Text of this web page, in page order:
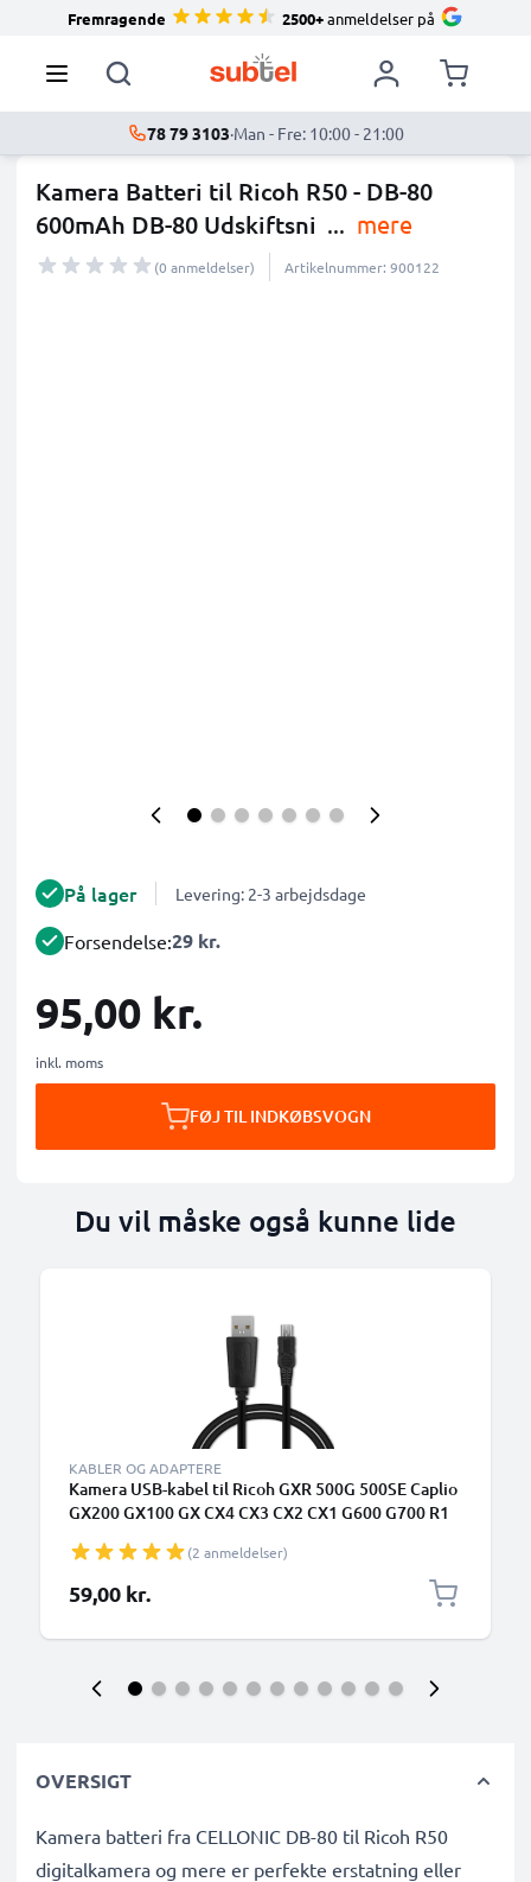
Fremragende 2500+anmeldelser på
78 79 3103·Man - Fre: 10:00 - 21:00
Kamera Batteri til Ricoh R50 - DB-80
600mAh DB-80 Udskiftsni ... mere
(0 anmeldelser) Artikelnummer: 900122
På lager Levering: 2-3 arbejdsdage
Forsendelse:29 kr.
95,00 kr.
inkl. moms
FØJ TIL INDKØBSVOGN
Du vil måske også kunne lide
KABLER OG ADAPTERE
Kamera USB-kabel til Ricoh GXR 500G 500SE Caplio
GX200 GX100 GX CX4 CX3 CX2 CX1 G600 G700 R1
datakabel til kamera 1A Opladerledning PVC - Sort
(2 anmeldelser)
59,00 kr.
OVERSIGT
Kamera batteri fra CELLONIC DB-80 til Ricoh R50
digitalkamera og mere er perfekte erstatning eller